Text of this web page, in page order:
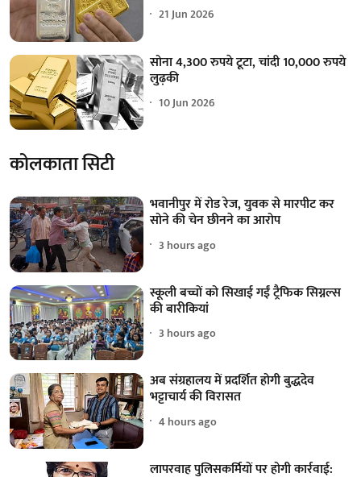
21 Jun 2026
सोना 4,300 रुपये टूटा, चांदी 10,000 रुपये
लुढ़की
10 Jun 2026
कोलकाता सिटी
भवानीपुर में रोड रेज, युवक से मारपीट कर
सोने की चेन छीनने का आरोप
3 hours ago
स्कूली बच्चों को सिखाई गईं ट्रैफिक सिग्नल्स
की बारीकियां
3 hours ago
अब संग्रहालय में प्रदर्शित होगी बुद्धदेव
भट्टाचार्य की विरासत
4 hours ago
लापरवाह पुलिसकर्मियों पर होगी कार्रवाई: